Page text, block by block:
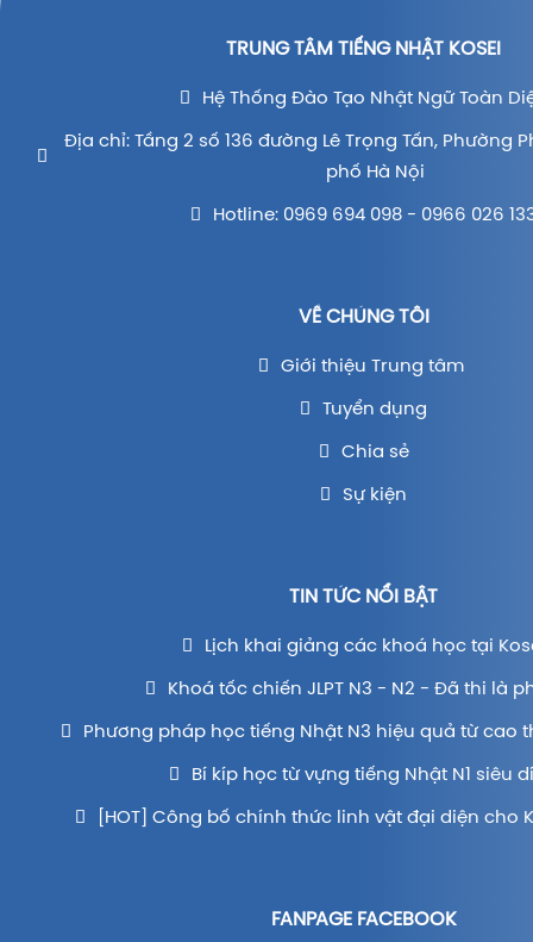
TRUNG TÂM TIẾNG NHẬT KOSEI
Hệ Thống Đào Tạo Nhật Ngữ Toàn
Địa chỉ: Tầng 2 số 136 đường Lê Trọng Tấn, Phường
phố Hà Nội
Hotline: 0969 694 098 - 0966 026
VỀ CHÚNG TÔI
Giới thiệu Trung tâm
Tuyển dụng
Chia sẻ
Sự kiện
TIN TỨC NỔI BẬT
Lịch khai giảng các khoá học tại
Khoá tốc chiến JLPT N3 - N2 - Đã thi là
Phương pháp học tiếng Nhật N3 hiệu quả từ cao
Bí kíp học từ vựng tiếng Nhật N1 siêu
[HOT] Công bố chính thức linh vật đại diện cho
FANPAGE FACEBOOK